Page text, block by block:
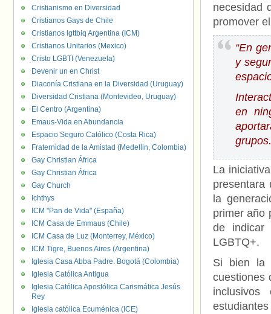
necesidad
promover
“En
y
en
La
presentara
la
primer año
de indicar
LGBTQ+.
Si bien la
cuestiones
Cristianismo en Diversidad
Cristianos Gays de Chile
Cristianos lgttbiq Argentina (ICM)
Cristianos Unitarios (Mexico)
Cristo LGBTI (Venezuela)
Devenir un en Christ
Diaconía Cristiana en la Diversidad (Uruguay)
Diversidad Cristiana (Montevideo, Uruguay)
El Centro (Argentina)
Emaus-Vida en Abundancia
Espacio Seguro Católico (Costa Rica)
Fraternidad de la Amistad (Medellin, Colombia)
Gay Christian África
Gay Christian África
Gay Church
Ichthys
ICM "Pan de Vida" (España)
ICM Casa de Emmaus (Chile)
ICM Casa de Luz (Monterrey, México)
ICM Tigre, Buenos Aires (Argentina)
Iglesia Casa Abba Padre. Bogotá (Colombia)
Iglesia Católica Antigua
Iglesia Católica Apostólica Carismática Jesús
Rey
Iglesia católica Ecuménica (ICE)